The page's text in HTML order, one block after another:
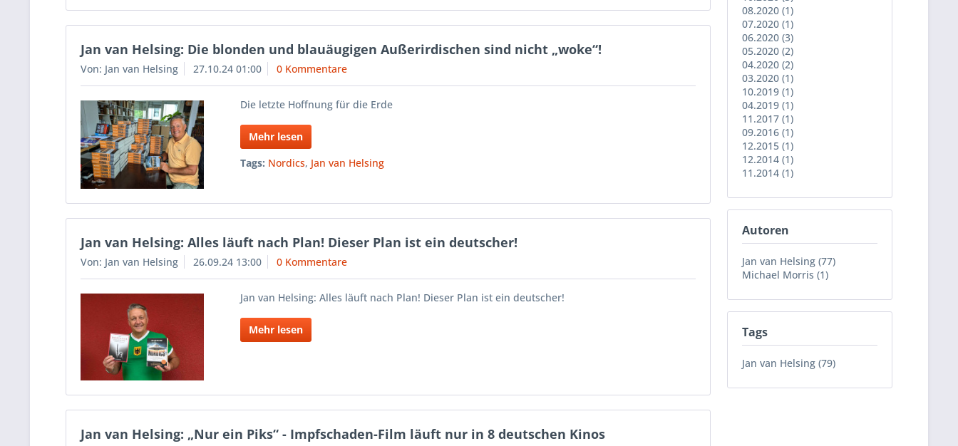
08.2020 (1)
07.2020 (1)
06.2020 (3)
05.2020 (2)
04.2020 (2)
03.2020 (1)
10.2019 (1)
04.2019 (1)
11.2017 (1)
09.2016 (1)
12.2015 (1)
12.2014 (1)
11.2014 (1)
Autoren
Jan van Helsing (77)
Michael Morris (1)
Tags
Jan van Helsing (79)
Jan van Helsing: Die blonden und blauäugigen Außerirdischen sind nicht „woke“!
Von: Jan van Helsing 27.10.24 01:00 0 Kommentare
Die letzte Hoffnung für die Erde
Mehr lesen
Tags: Nordics, Jan van Helsing
Jan van Helsing: Alles läuft nach Plan! Dieser Plan ist ein deutscher!
Von: Jan van Helsing 26.09.24 13:00 0 Kommentare
Jan van Helsing: Alles läuft nach Plan! Dieser Plan ist ein deutscher!
Mehr lesen
Jan van Helsing: „Nur ein Piks“ - Impfschaden-Film läuft nur in 8 deutschen Kinos